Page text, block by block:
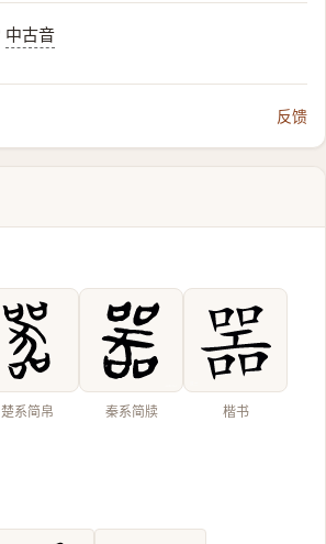
中古音
反馈
楚系简帛 秦系简牍 楷书